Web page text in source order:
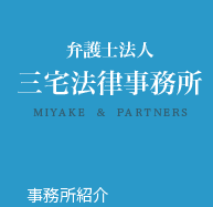
事務所紹介